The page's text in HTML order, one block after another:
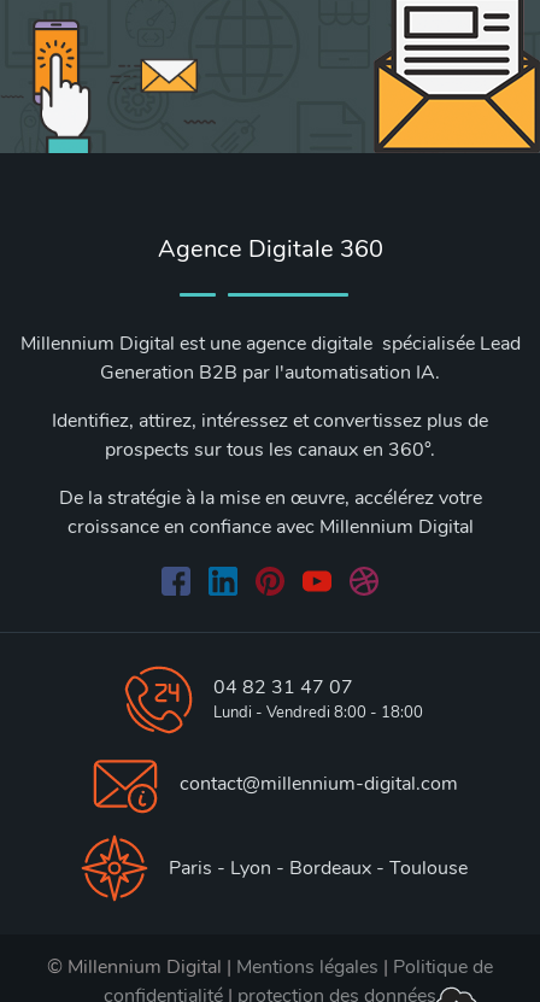
Agence Digitale 360
Millennium Digital est une agence digitale spécialisée Lead
Generation B2B par l'automatisation IA.
Identifiez, attirez, intéressez et convertissez plus de
prospects sur tous les canaux en 360°.
De la stratégie à la mise en œuvre, accélérez votre
croissance en confiance avec Millennium Digital
04 82 31 47 07
Lundi - Vendredi 8:00 - 18:00
contact@millennium-digital.com
Paris - Lyon - Bordeaux - Toulouse
© Millennium Digital | Mentions légales | Politique de
confidentialité | protection des données